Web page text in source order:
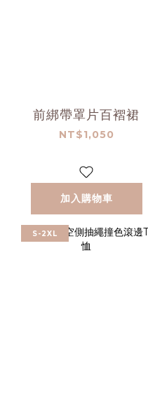
前綁帶罩片百褶裙
NT$1,050
加入購物車
S-2XL